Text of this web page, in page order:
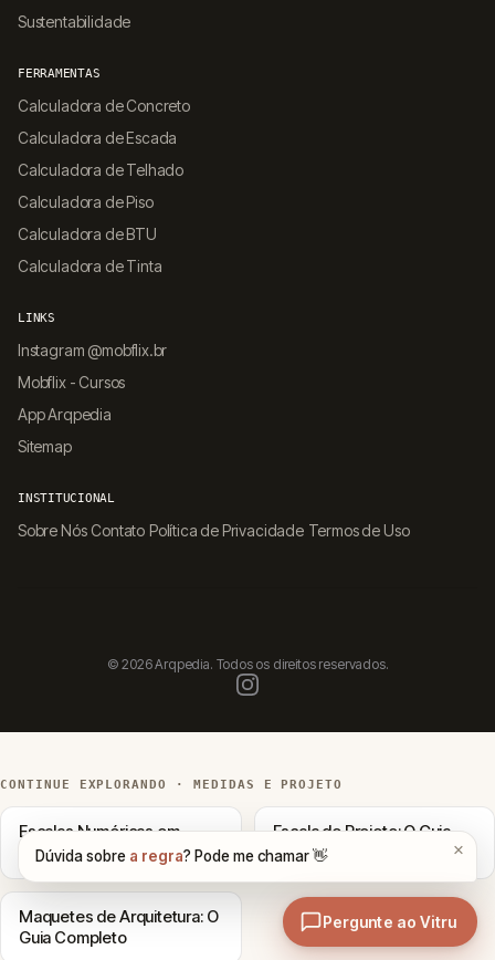
Sustentabilidade
FERRAMENTAS
Calculadora de Concreto
Calculadora de Escada
Calculadora de Telhado
Calculadora de Piso
Calculadora de BTU
Calculadora de Tinta
LINKS
Instagram @mobflix.br
Mobflix - Cursos
App Arqpedia
Sitemap
INSTITUCIONAL
Sobre Nós Contato Política de Privacidade Termos de Uso
© 2026 Arqpedia. Todos os direitos reservados.
CONTINUE EXPLORANDO · MEDIDAS E PROJETO
Escalas Numéricas em
Arquitetura: Guia Completo
Escala de Projeto: O Guia
Completo Para Arquitetura
Maquetes de Arquitetura: O
Guia Completo